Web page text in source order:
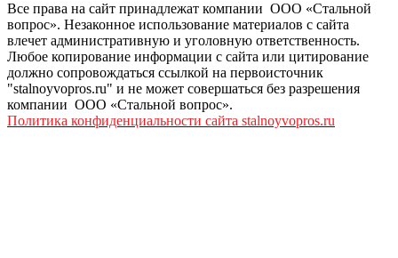
Все права на сайт принадлежат компании ООО «Стальной
вопрос». Незаконное использование материалов с сайта
влечет административную и уголовную ответственность.
Любое копирование информации с сайта или цитирование
должно сопровождаться ссылкой на первоисточник
"stalnoyvopros.ru" и не может совершаться без разрешения
компании ООО «Стальной вопрос».
Политика конфиденциальности сайта stalnoyvopros.ru